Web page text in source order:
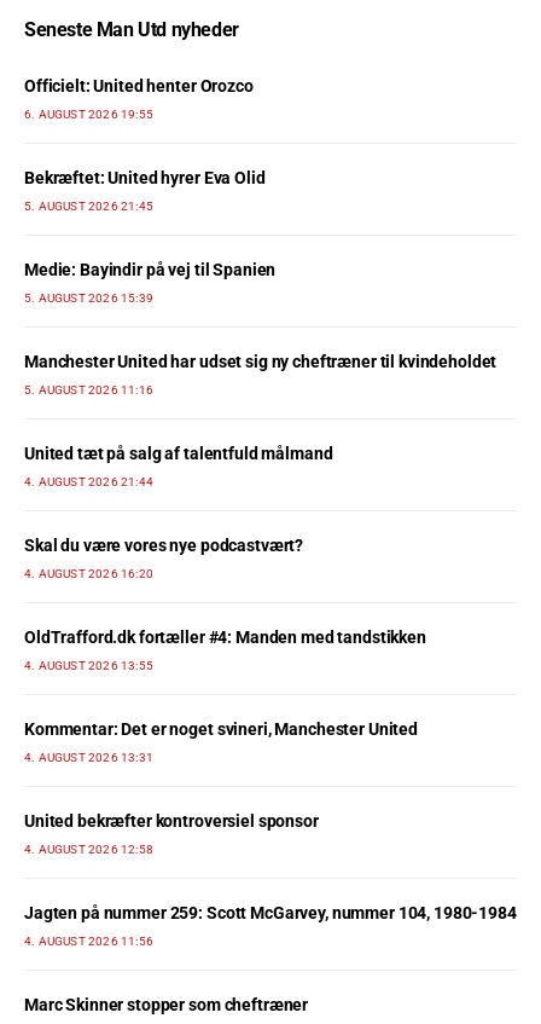
Seneste Man Utd nyheder
Officielt: United henter Orozco
6. AUGUST 2026 19:55
Bekræftet: United hyrer Eva Olid
5. AUGUST 2026 21:45
Medie: Bayindir på vej til Spanien
5. AUGUST 2026 15:39
Manchester United har udset sig ny cheftræner til kvindeholdet
5. AUGUST 2026 11:16
United tæt på salg af talentfuld målmand
4. AUGUST 2026 21:44
Skal du være vores nye podcastvært?
4. AUGUST 2026 16:20
OldTrafford.dk fortæller #4: Manden med tandstikken
4. AUGUST 2026 13:55
Kommentar: Det er noget svineri, Manchester United
4. AUGUST 2026 13:31
United bekræfter kontroversiel sponsor
4. AUGUST 2026 12:58
Jagten på nummer 259: Scott McGarvey, nummer 104, 1980-1984
4. AUGUST 2026 11:56
Marc Skinner stopper som cheftræner